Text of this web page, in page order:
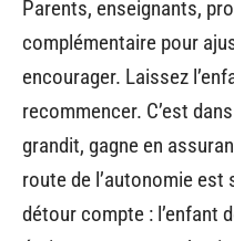
Parents, enseignants,
complémentaire pour
encourager. Laissez
recommencer. C’est
grandit, gagne en
route de l’autonomie est
détour compte : l’enfant